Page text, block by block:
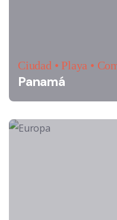
Ciudad • Playa •
Panamá